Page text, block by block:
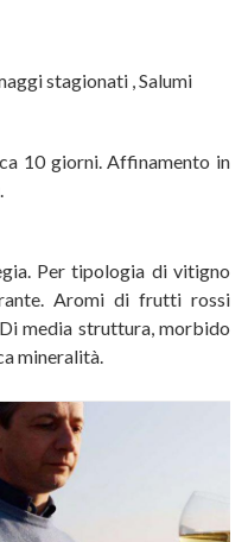
stagionati ,Salumi
10 giorni. Affinamento in
Per tipologia di vitigno
Aromi di frutti rossi
media struttura, morbido
mineralità.